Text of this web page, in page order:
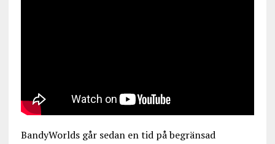
BandyWorlds går sedan en tid på begränsad